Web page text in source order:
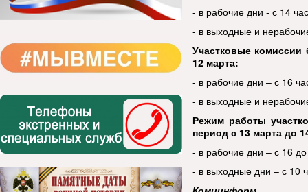
- в рабочие дни - с 14
- в выходные и
Участковые комиссии
12 марта:
- в рабочие дни ‒ с 16
- в выходные и
Режим работы
период с 13 марта до
- в рабочие дни ‒ с 16
- в выходные дни ‒ с 10